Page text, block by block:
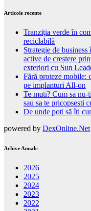
Articole recente
Tranziția verde în
reciclabilă
Strategie de
active de creștere
exteriori cu Sun
Fără proteze mobile:
pe implanturi All-on
Te muti? Cum sa nu-
sau sa te pricopsesti
De unde poți să îți
powered by DexOnline.Net
Arhive Anuale
2026
2025
2024
2023
2022